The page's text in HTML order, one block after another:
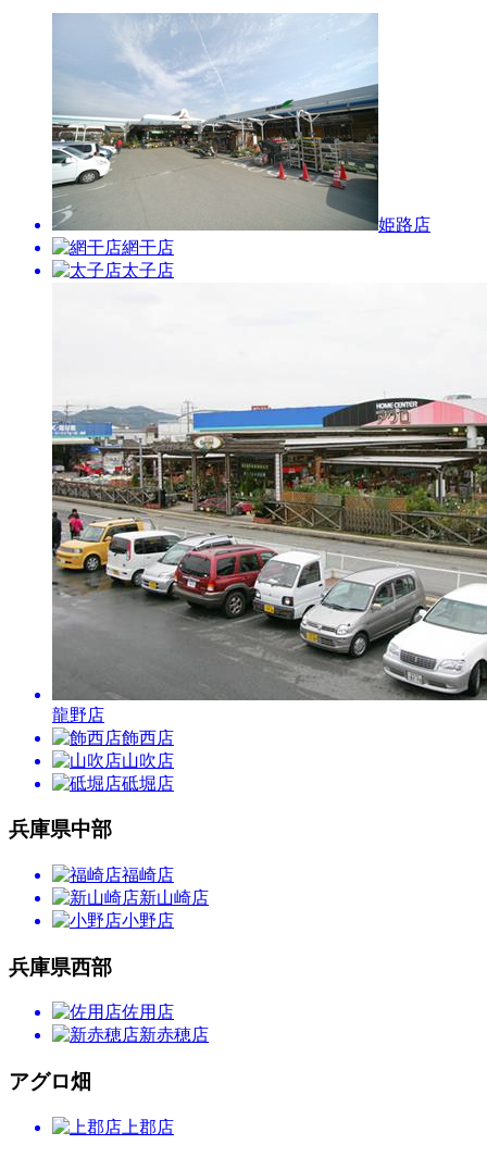
姫路店
網干店
太子店
龍野店
飾西店
山吹店
砥堀店
兵庫県中部
福崎店
新山崎店
小野店
兵庫県西部
佐用店
新赤穂店
アグロ畑
上郡店